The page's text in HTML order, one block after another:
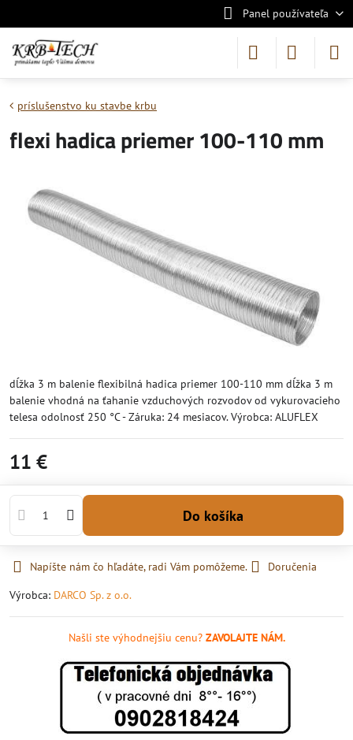
Panel používateľa
príslušenstvo ku stavbe krbu
flexi hadica priemer 100-110 mm
dĺžka 3 m balenie flexibilná hadica priemer 100-110 mm dĺžka 3 m
balenie vhodná na ťahanie vzduchových rozvodov od vykurovacieho
telesa odolnosť 250 °C - Záruka: 24 mesiacov. Výrobca: ALUFLEX
11 €
Do košíka
Napíšte nám čo hľadáte, radi Vám pomôžeme.
Doručenia
Výrobca: DARCO Sp. z o.o.
Našli ste výhodnejšiu cenu?ZAVOLAJTE NÁM.